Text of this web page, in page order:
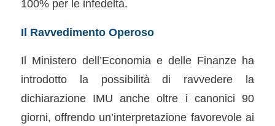
100% per le infedeltà.
Il Ravvedimento Operoso
Il Ministero dell’Economia e delle Finanze ha
introdotto la possibilità di ravvedere la
dichiarazione IMU anche oltre i canonici 90
giorni, offrendo un’interpretazione favorevole ai